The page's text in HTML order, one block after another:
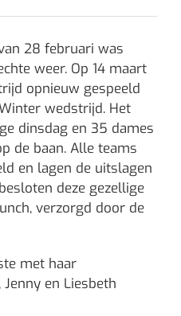
28 februari was
weer. Op 14 maart
opnieuw gespeeld
wedstrijd. Het
dinsdag en 35 dames
de baan. Alle teams
en lagen de uitslagen
deze gezellige
verzorgd door de
met haar
en Liesbeth